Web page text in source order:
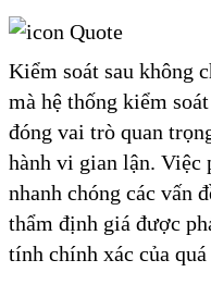
Kiểm soát sau không
mà hệ thống kiểm
đóng vai trò quan
hành vi gian lận.
nhanh chóng các vấn
thẩm định giá được
tính chính xác của